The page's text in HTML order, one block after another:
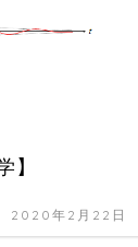
】
2020年2月22日